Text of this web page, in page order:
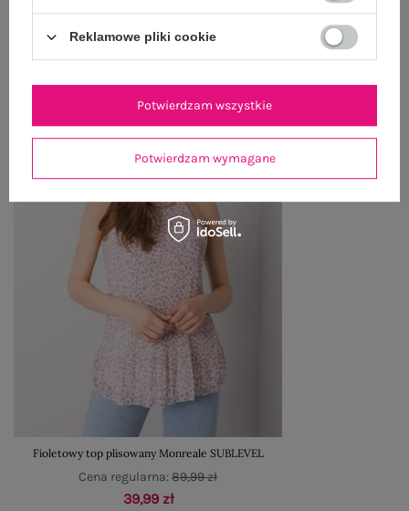
OSTATNIO OGLĄDANE
Zobacz wszystko
Fioletowy top plisowany Monreale SUBLEVEL
39,99 zł
Cena regularna:89,99 zł
Reklamowe pliki cookie
Potwierdzam wymagane
Potwierdzam wszystkie